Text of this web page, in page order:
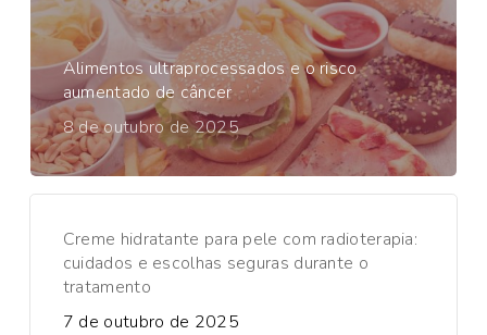
Alimentos ultraprocessados e o risco
aumentado de câncer
8 de outubro de 2025
Creme hidratante para pele com radioterapia:
cuidados e escolhas seguras durante o
tratamento
7 de outubro de 2025